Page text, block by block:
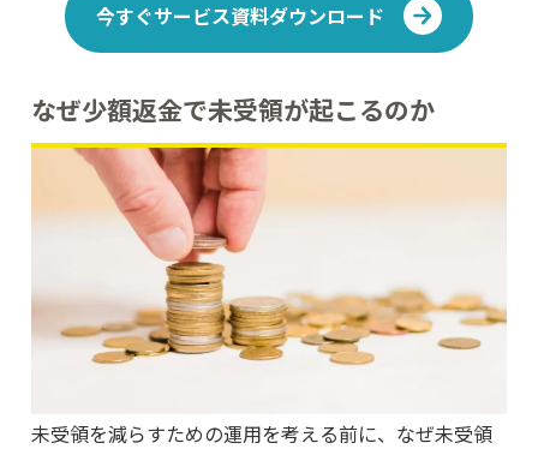
今すぐサービス資料ダウンロード
なぜ少額返金で未受領が起こるのか
未受領を減らすための運用を考える前に、なぜ未受領